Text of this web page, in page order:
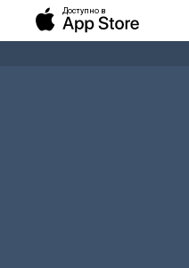
Доступно в